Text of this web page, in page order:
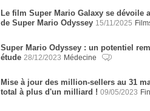
Le film Super Mario Galaxy se dévoile
de Super Mario Odyssey 15/11/2025
Super Mario Odyssey : un potentiel
étude 28/12/2023 Médecine
Mise à jour des million-sellers au 31
total à plus d'un milliard ! 09/05/2023